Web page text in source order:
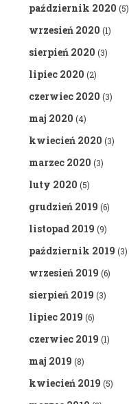
październik 2020 (5)
wrzesień 2020 (1)
sierpień 2020 (3)
lipiec 2020 (2)
czerwiec 2020 (3)
maj 2020 (4)
kwiecień 2020 (3)
marzec 2020 (3)
luty 2020 (5)
grudzień 2019 (6)
listopad 2019 (9)
październik 2019 (3)
wrzesień 2019 (6)
sierpień 2019 (3)
lipiec 2019 (6)
czerwiec 2019 (1)
maj 2019 (8)
kwiecień 2019 (5)